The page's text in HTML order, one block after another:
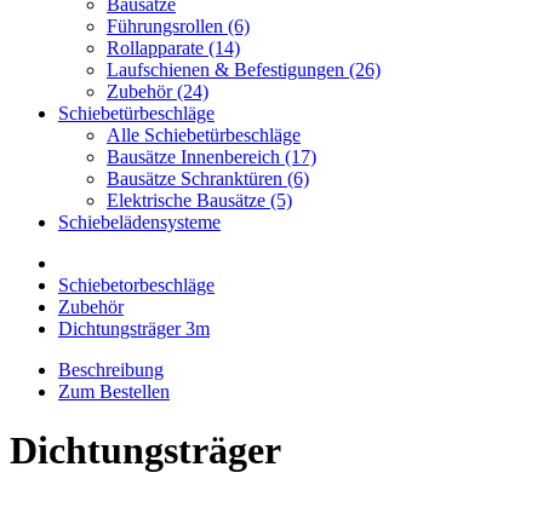
Bausätze
Führungsrollen (6)
Rollapparate (14)
Laufschienen & Befestigungen (26)
Zubehör (24)
Schiebetürbeschläge
Alle Schiebetürbeschläge
Bausätze Innenbereich (17)
Bausätze Schranktüren (6)
Elektrische Bausätze (5)
Schiebelädensysteme
Schiebetorbeschläge
Zubehör
Dichtungsträger 3m
Beschreibung
Zum Bestellen
Dichtungsträger